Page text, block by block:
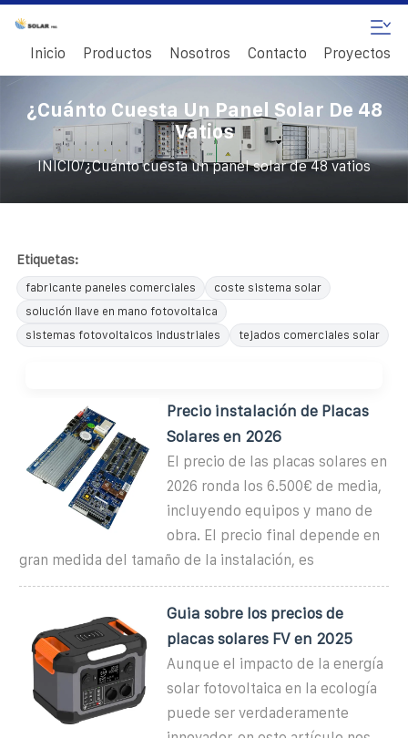
Inicio Productos Nosotros Contacto Proyectos
¿Cuánto Cuesta Un Panel Solar De 48
Vatios
INICIO/¿Cuánto cuesta un panel solar de 48 vatios
Etiquetas:
fabricante paneles comerciales
coste sistema solar
solución llave en mano fotovoltaica
sistemas fotovoltaicos industriales
tejados comerciales solar
Precio instalación de Placas
Solares en 2026
El precio de las placas solares en
2026 ronda los 6.500€ de media,
incluyendo equipos y mano de
obra. El precio final depende en
gran medida del tamaño de la instalación, es
Guia sobre los precios de
placas solares FV en 2025
Aunque el impacto de la energía
solar fotovoltaica en la ecología
puede ser verdaderamente